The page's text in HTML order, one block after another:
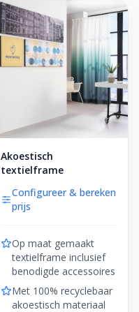
Akoestisch
textielframe
Configureer & bereken
prijs
Op maat gemaakt
textielframe inclusief
benodigde accessoires
Met 100% recyclebaar
akoestisch materiaal